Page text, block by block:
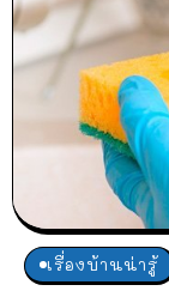
เรื่องบ้านน่ารู้